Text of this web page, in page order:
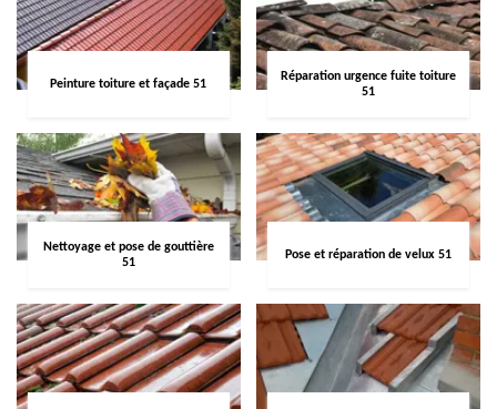
Peinture toiture et façade 51
Réparation urgence fuite toiture
51
Nettoyage et pose de gouttière
51
Pose et réparation de velux 51